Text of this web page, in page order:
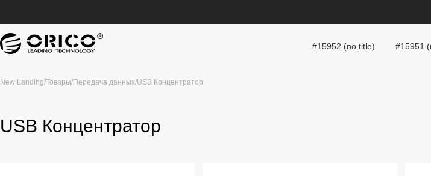
#15952 (no title) #15951
New Landing/Товары/Передача данных/USB Концентратор
USB Концентратор